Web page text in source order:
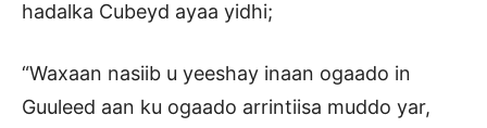
hadalka Cubeyd ayaa yidhi;
“Waxaan nasiib u yeeshay inaan ogaado in
Guuleed aan ku ogaado arrintiisa muddo yar,